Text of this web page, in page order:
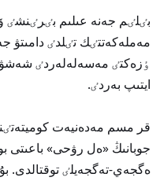
بٸلٸم جەنە عىلىم بٸرٸنشٸ
مەملەكەتتٸك تٸلدٸ دامىتۋ
ٶزەكتٸ مەسەلەلەردٸ
ايتىپ بەردٸ.
قر مسم مەدەنيەت
جوبانىڭ «ەل رۋحى» باعىتى
ەگجەي-تەگجەيلٸ توقتالدى.